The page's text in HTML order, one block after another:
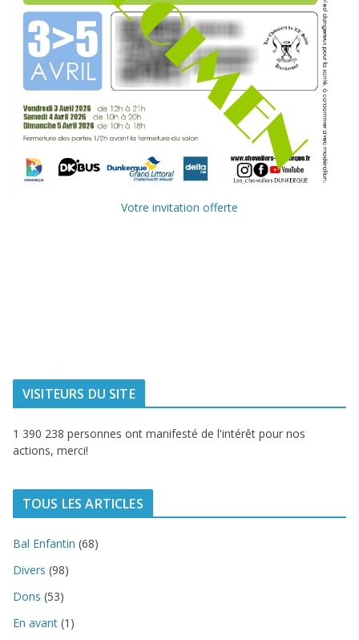
Votre invitation offerte
VISITEURS DU SITE
1 390 238 personnes ont manifesté de l'intérêt pour nos
actions, merci!
TOUS LES ARTICLES
Bal Enfantin (68)
Divers (98)
Dons (53)
En avant (1)